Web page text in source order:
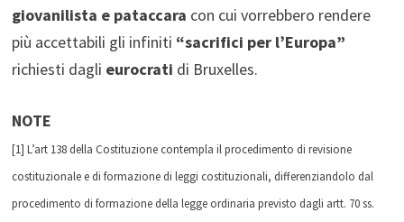
giovanilista e pataccara con cui vorrebbero rendere
più accettabili gli infiniti “sacrifici per l’Europa”
richiesti dagli eurocrati di Bruxelles.
NOTE
[1] L’art 138 della Costituzione contempla il procedimento di revisione
costituzionale e di formazione di leggi costituzionali, differenziandolo dal
procedimento di formazione della legge ordinaria previsto dagli artt. 70 ss.